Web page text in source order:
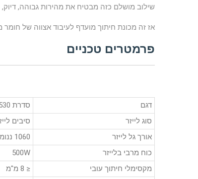
שילוב מושלם כזה מבטיח את מהירות גבוהה, דיוק,
אז זה מכונת חיתוך מועדף לעיבוד אצווה של
פרמטרים טכניים
דגם
סדרת ECO-FIBER-1530
סוג לייזר
סיבים
אורך גל לייזר
1060 ננומטר
כוח מרבי בלייזר
500W
מקסימלי חיתוך עובי
≤ 8 מ"מ